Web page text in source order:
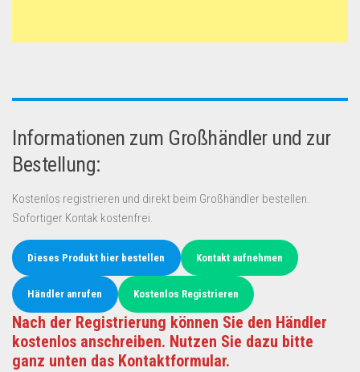
Informationen zum Großhändler und zur
Bestellung:
Kostenlos registrieren und direkt beim Großhändler bestellen.
Sofortiger Kontak kostenfrei.
Dieses Produkt hier bestellen Kontakt aufnehmen
Händler anrufen Kostenlos Registrieren
Nach der Registrierung können Sie den Händler
kostenlos anschreiben. Nutzen Sie dazu bitte
ganz unten das Kontaktformular.